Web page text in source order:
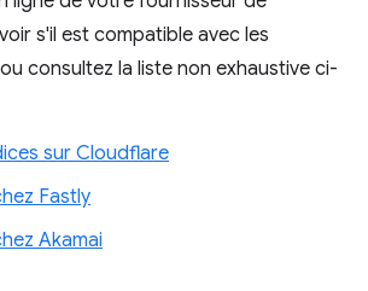
s'il est compatible avec les
consultez la liste non exhaustive ci-
sur Cloudflare
Fastly
Akamai